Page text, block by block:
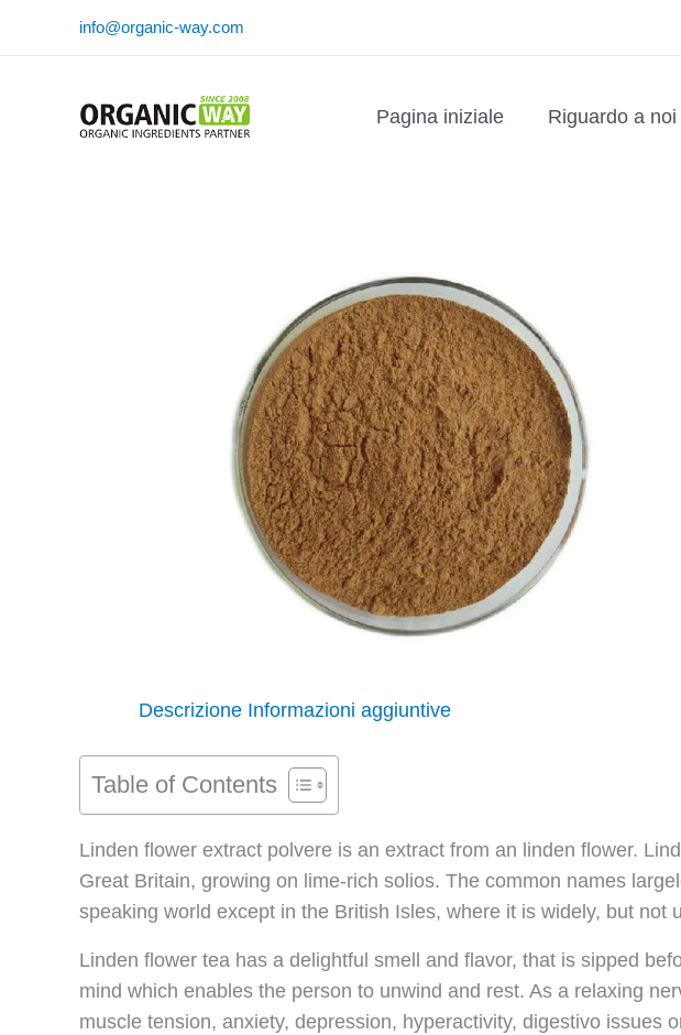
info@organic-way.com
Pagina iniziale Riguardo a noi
Descrizione Informazioni aggiuntive
Table of Contents
Linden flower extract polvere is an extract from an linden flower.
Great Britain, growing on lime-rich solios. The common names
speaking world except in the British Isles, where it is widely, but not
Linden flower tea has a delightful smell and flavor, that is sipped
mind which enables the person to unwind and rest. As a relaxing
muscle tension, anxiety, depression, hyperactivity, digestivo issues